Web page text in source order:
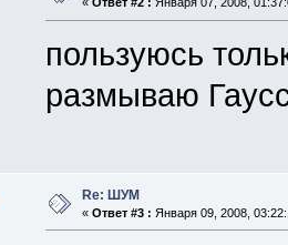
« Ответ #2 : Января 07, 2008,
пользуюсь
размываю
Re: ШУМ
« Ответ #3 : Января 09, 2008,